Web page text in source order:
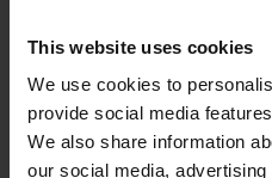
This website uses cookies
We use cookies to
provide social media
We also share information
our social media,